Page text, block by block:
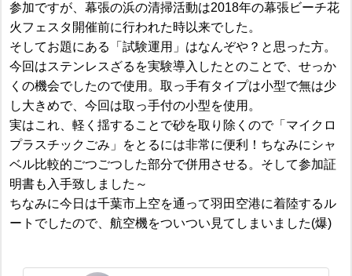
参加ですが、幕張の浜の清掃活動は2018年の幕張ビーチ花
火フェスタ開催前に行われた時以来でした。
そしてお題にある「試験運用」はなんぞや？と思った方。
今回はステンレスざるを実験導入したとのことで、せっか
くの機会でしたので使用。取っ手有タイプは小型で無は少
し大きめで、今回は取っ手付の小型を使用。
実はこれ、軽く揺することで砂を取り除くので「マイクロ
プラスチックごみ」をとるには非常に便利！ちなみにシャ
ベル比較的ごつごつした部分で併用させる。そして参加証
明書も入手致しました～
ちなみに今日は千葉市上空を通って羽田空港に着陸するル
ートでしたので、航空機をついつい見てしまいました(爆)